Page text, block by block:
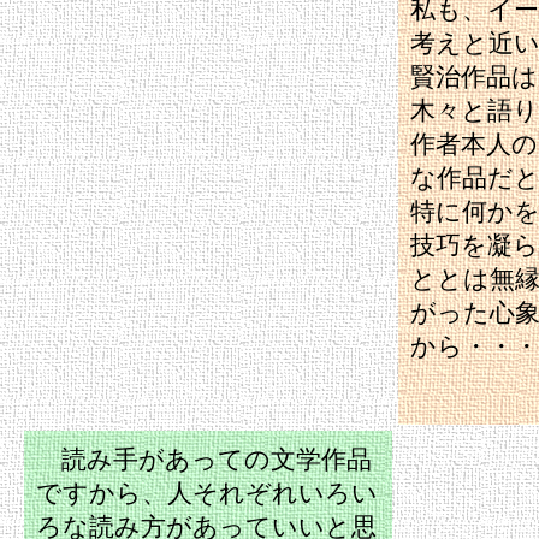
私も、イ
考えと近
賢治作品
木々と語
作者本人
な作品だ
特に何か
技巧を凝
ととは無
がった心
から・・
読み手があっての文学作品
ですから、人それぞれいろい
ろな読み方があっていいと思